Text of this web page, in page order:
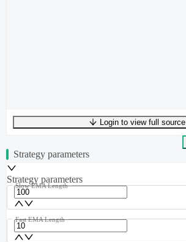
UTF-8343 bytes45 words0 linesLn 1,Col 0
Login to view full source
Strategy parameters
Strategy parameters
Slow EMA Length
Fast EMA Length